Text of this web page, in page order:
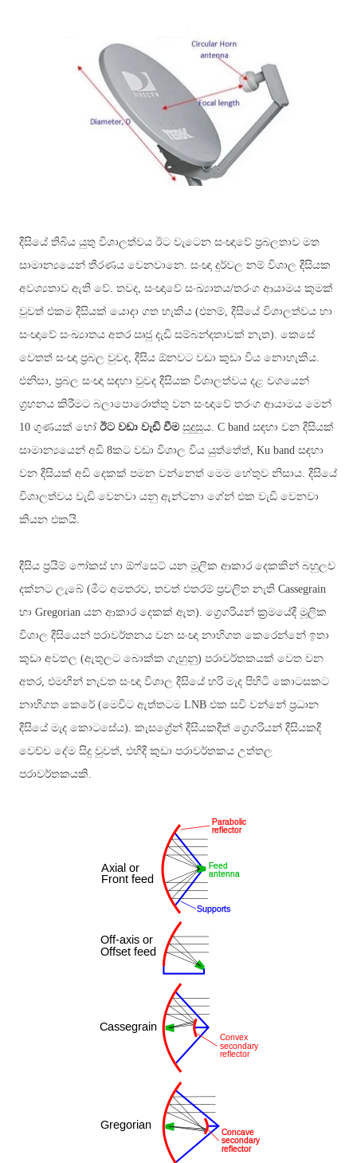
දීසියේ තිබිය යුතු විශාලත්වය ඊට වැටෙන සංඥාවේ ප්‍රබලතාව මත
සාමාන්‍යයෙන් තීරණය වෙනවානෙ. සංඥා දුර්වල නම් විශාල දීසියක
අවශ්‍යතාව ඇති වේ. තවද, සංඥාවේ සංඛ්‍යාතය/තරංග ආයාමය කුමක්
වුවත් එකම දීසියක් යොදා ගත හැකිය (එනම්, දීසියේ විශාලත්වය හා
සංඥාවේ සංඛ්‍යාතය අතර ඍජු දැඩි සම්බන්දතාවක් නැත). කෙසේ
වෙතත් සංඥා ප්‍රබල වුවද, දීසිය ඕනවට වඩා කුඩා විය නොහැකිය.
එනිසා, ප්‍රබල සංඥා සඳහා වුවද දීසියක විශාලත්වය දළ වශයෙන්
ග්‍රහනය කිරීමට බලාපොරොත්තු වන සංඥාවේ තරංග ආයාමය මෙන්
10 ගුණයක් හෝ ඊට වඩා වැඩි වීම සුදුසුය. C band සඳහා වන දීසියක්
සාමාන්‍යයෙන් අඩි 8කට වඩා විශාල විය යුත්තේත්, Ku band සඳහා
වන දීසියක් අඩි දෙකක් පමන වන්නෙත් මෙම හේතුව නිසාය. දීසියේ
විශාලත්වය වැඩි වෙනවා යනු ඇන්ටනා ගේන් එක වැඩි වෙනවා
කියන එකයි.
දීසිය ප්‍රයිම් ෆෝකස් හා ඕෆ්සෙට් යන මූලික ආකාර දෙකකින් බහුලව
දක්නට ලැබේ (මීට අමතරව, තවත් එතරම් ප්‍රචලිත නැති Cassegrain
හා Gregorian යන ආකාර දෙකක් ඇත). ග්‍රෙගරියන් ක්‍රමයේදී මූලික
විශාල දීසියෙන් පරාවර්තනය වන සංඥා නාභිගත කෙරෙන්නේ ඉතා
කුඩා අවතල (ඇතුලට බොක්ක ගැහුනු) පරාවර්තකයක් වෙත වන
අතර, එමඟින් නැවත සංඥා විශාල දීසියේ හරි මැද පිහිටි කොටසකට
නාභිගත කෙරේ (මෙවිට ඇත්තටම LNB එක සවි වන්නේ ප්‍රධාන
දීසියේ මැද කොටසේය). කැසග්‍රේන් දීසියකදීත් ග්‍රෙගරියන් දීසියකදී
වෙච්ච දේම සිදු වුවත්, එහිදී කුඩා පරාවර්තකය උත්තල
පරාවර්තකයකි.